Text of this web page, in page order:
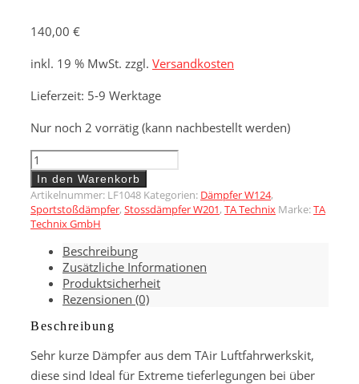
140,00 €
inkl. 19 % MwSt. zzgl. Versandkosten
Lieferzeit: 5-9 Werktage
Nur noch 2 vorrätig (kann nachbestellt werden)
LF1048
TAir
Luftfahrwerks
Dämpfer
Einzeln
190E
W201
und
W124
Menge
In den Warenkorb
Artikelnummer: LF1048 Kategorien: Dämpfer W124,
Sportstoßdämpfer, Stossdämpfer W201, TA Technix Marke:TA
Technix GmbH
Beschreibung
Zusätzliche Informationen
Produktsicherheit
Rezensionen (0)
Beschreibung
Sehr kurze Dämpfer aus dem TAir Luftfahrwerkskit,
diese sind Ideal für Extreme tieferlegungen bei über